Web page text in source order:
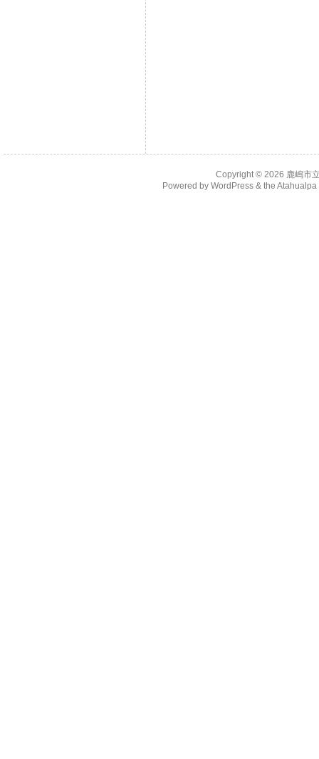
Copyright © 2026 鹿嶋市
Powered by WordPress& the Atahualpa